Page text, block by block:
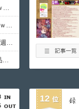
【朗報】HIKAKINの鬼茶、怒りの半額セール怪開始ｗｗｗｗｗｗｗｗｗｗｗｗｗｗ
【朗報】『8番出口』金ローで地上波初放送ｗｗｗｗｗｗｗｗｗｗｗｗｗ
【朗報】AmazonのアツさMax！心も踊る「マンガ毎週末セール（50%還元）」2日目襲来！
【悲報】佐藤二朗さん主演の「踊る」スピンオフ作品、結局撮影中止が決定ｗｗｗｗｗｗｗｗｗ
12